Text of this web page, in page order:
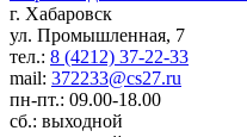
г. Хабаровск
ул. Промышленная, 7
тел.: 8 (4212) 37-22-33
mail: 372233@cs27.ru
пн-пт.: 09.00-18.00
сб.: выходной